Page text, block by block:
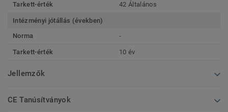
Tarkett-érték 42 Általános
Intézményi jótállás (években)
Norma
-
Tarkett-érték 10 év
Jellemzők
CE Tanúsítványok